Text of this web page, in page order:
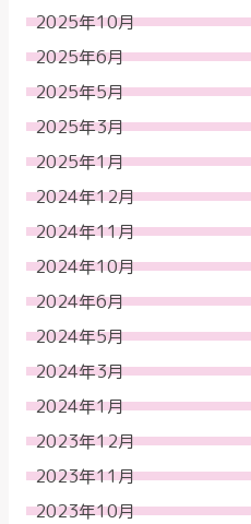
2025年10月
2025年6月
2025年5月
2025年3月
2025年1月
2024年12月
2024年11月
2024年10月
2024年6月
2024年5月
2024年3月
2024年1月
2023年12月
2023年11月
2023年10月